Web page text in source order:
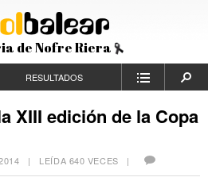
de Nofre Riera
RESULTADOS
XIII edición de la Copa
| LEÍDA 640 VECES |